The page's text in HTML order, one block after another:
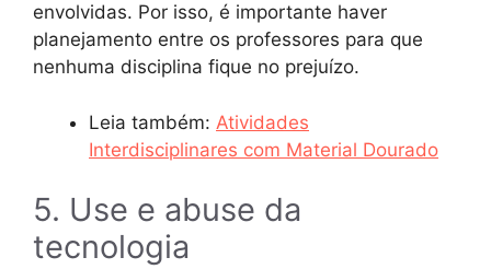
envolvidas. Por isso, é importante haver
planejamento entre os professores para que
nenhuma disciplina fique no prejuízo.
Leia também: Atividades
Interdisciplinares com Material Dourado
5. Use e abuse da
tecnologia